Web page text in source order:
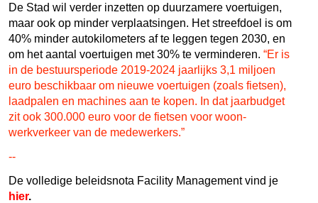
De Stad wil verder inzetten op duurzamere voertuigen,
maar ook op minder verplaatsingen. Het streefdoel is om
40% minder autokilometers af te leggen tegen 2030, en
om het aantal voertuigen met 30% te verminderen. “Er is
in de bestuursperiode 2019-2024 jaarlijks 3,1 miljoen
euro beschikbaar om nieuwe voertuigen (zoals fietsen),
laadpalen en machines aan te kopen. In dat jaarbudget
zit ook 300.000 euro voor de fietsen voor woon-
werkverkeer van de medewerkers.”
--
De volledige beleidsnota Facility Management vind je
hier.